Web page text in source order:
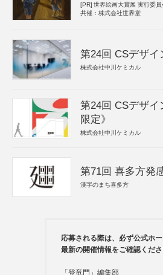
[PR] 世界絵画大賞展 実行委員
共催：株式会社世界堂
第24回 CSデザイ
株式会社中川ケミカル
第24回 CSデザ
限定》
株式会社中川ケミカル
第71回 喜多方発
漢字のまち喜多方
応募される際は、必ず公式ホ
最新の開催情報をご確認くださ
「登竜門」編集部